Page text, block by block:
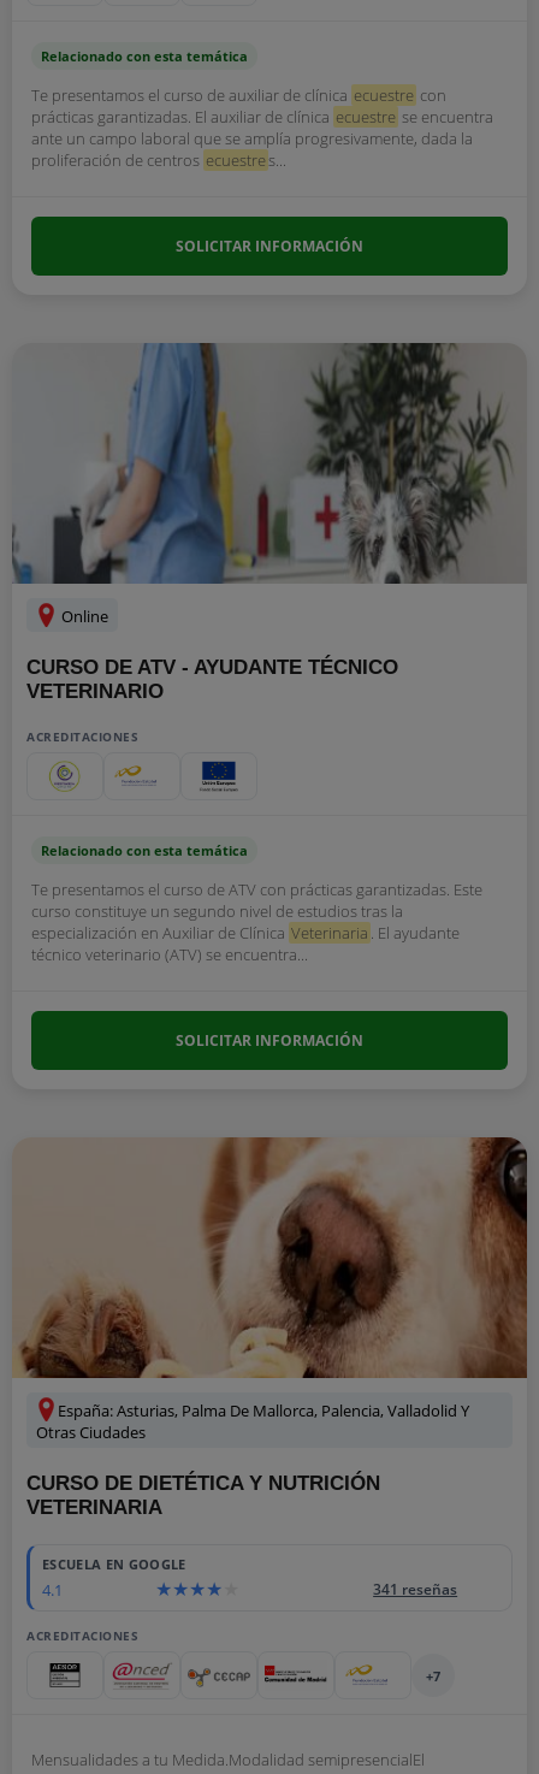
Relacionado con esta temática
Te presentamos el curso de auxiliar de clínica ecuestre con
prácticas garantizadas. El auxiliar de clínica ecuestre se encuentra
ante un campo laboral que se amplía progresivamente, dada la
proliferación de centros ecuestres...
SOLICITAR INFORMACIÓN
Online
CURSO DE ATV - AYUDANTE TÉCNICO
VETERINARIO
ACREDITACIONES
Relacionado con esta temática
Te presentamos el curso de ATV con prácticas garantizadas. Este
curso constituye un segundo nivel de estudios tras la
especialización en Auxiliar de Clínica Veterinaria . El ayudante
técnico veterinario (ATV) se encuentra...
SOLICITAR INFORMACIÓN
España: Asturias, Palma De Mallorca, Palencia, Valladolid Y
Otras Ciudades
CURSO DE DIETÉTICA Y NUTRICIÓN
VETERINARIA
ESCUELA EN GOOGLE
4.1 341 reseñas
ACREDITACIONES
+7
Mensualidades a tu Medida.Modalidad semipresencialEl